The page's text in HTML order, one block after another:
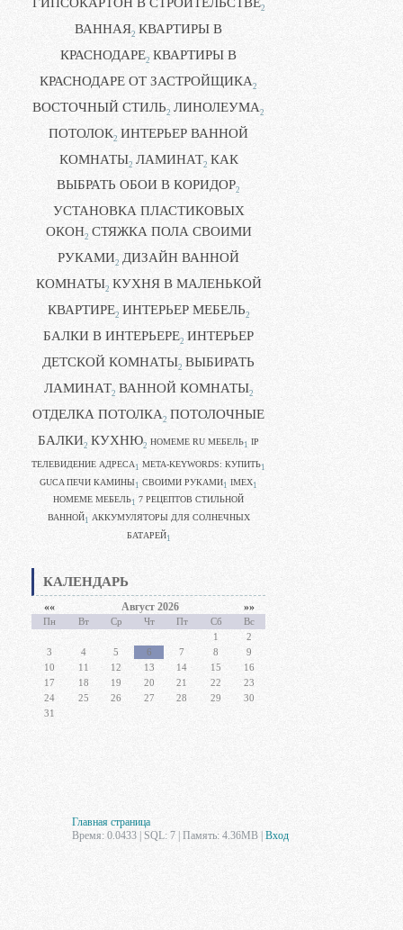
2
ВАННАЯ2 КВАРТИРЫ В
КРАСНОДАРЕ2 КВАРТИРЫ В
КРАСНОДАРЕ ОТ ЗАСТРОЙЩИКА2
ВОСТОЧНЫЙ СТИЛЬ2 ЛИНОЛЕУМА2
ПОТОЛОК2 ИНТЕРЬЕР ВАННОЙ
КОМНАТЫ2 ЛАМИНАТ2 КАК
ВЫБРАТЬ ОБОИ В КОРИДОР2
УСТАНОВКА ПЛАСТИКОВЫХ
ОКОН2 СТЯЖКА ПОЛА СВОИМИ
РУКАМИ2 ДИЗАЙН ВАННОЙ
КОМНАТЫ2 КУХНЯ В МАЛЕНЬКОЙ
КВАРТИРЕ2 ИНТЕРЬЕР МЕБЕЛЬ2
БАЛКИ В ИНТЕРЬЕРЕ2 ИНТЕРЬЕР
ДЕТСКОЙ КОМНАТЫ2 ВЫБИРАТЬ
ЛАМИНАТ2 ВАННОЙ КОМНАТЫ2
ОТДЕЛКА ПОТОЛКА2 ПОТОЛОЧНЫЕ
БАЛКИ2 КУХНЮ2 HOMEME RU МЕБЕЛЬ1 IP
ТЕЛЕВИДЕНИЕ АДРЕСА 1 META-KEYWORDS: КУПИТЬ1
GUCA ПЕЧИ КАМИНЫ1 CВОИМИ РУКАМИ1 IMEX1
HOMEME МЕБЕЛЬ1 7 РЕЦЕПТОВ СТИЛЬНОЙ
ВАННОЙ1 АККУМУЛЯТОРЫ ДЛЯ СОЛНЕЧНЫХ
БАТАРЕЙ1
КАЛЕНДАРЬ
«« Август 2026 »»
Пн Вт Ср Чт Пт Сб
Вс
1
2
3
4 5 6 7 8
9
10
11 12 13 14 15
16
17
18 19 20 21 22
23
24
25 26 27 28 29
30
31
Главная страница
Время: 0.0433 | SQL: 7 | Память: 4.36MB Вход